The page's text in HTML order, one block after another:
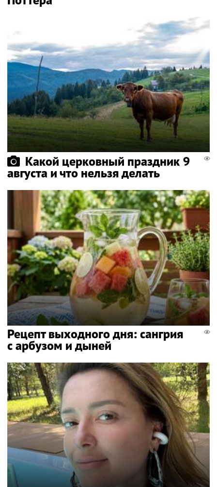
Какой церковный праздник 9
августа и что нельзя делать
Рецепт выходного дня: сангрия
с арбузом и дыней